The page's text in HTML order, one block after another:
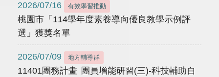
2026/07/16 有效學習推動
桃園市「114學年度素養導向優良教學示例評
選」獲獎名單
2026/07/09 地方輔導群
11401團務計畫 團員增能研習(三)-科技輔助自